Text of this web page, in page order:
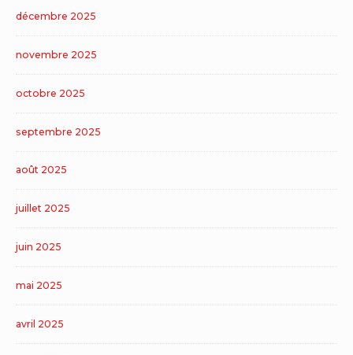
décembre 2025
novembre 2025
octobre 2025
septembre 2025
août 2025
juillet 2025
juin 2025
mai 2025
avril 2025